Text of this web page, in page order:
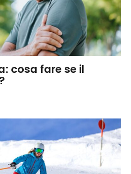
cosa fare se il